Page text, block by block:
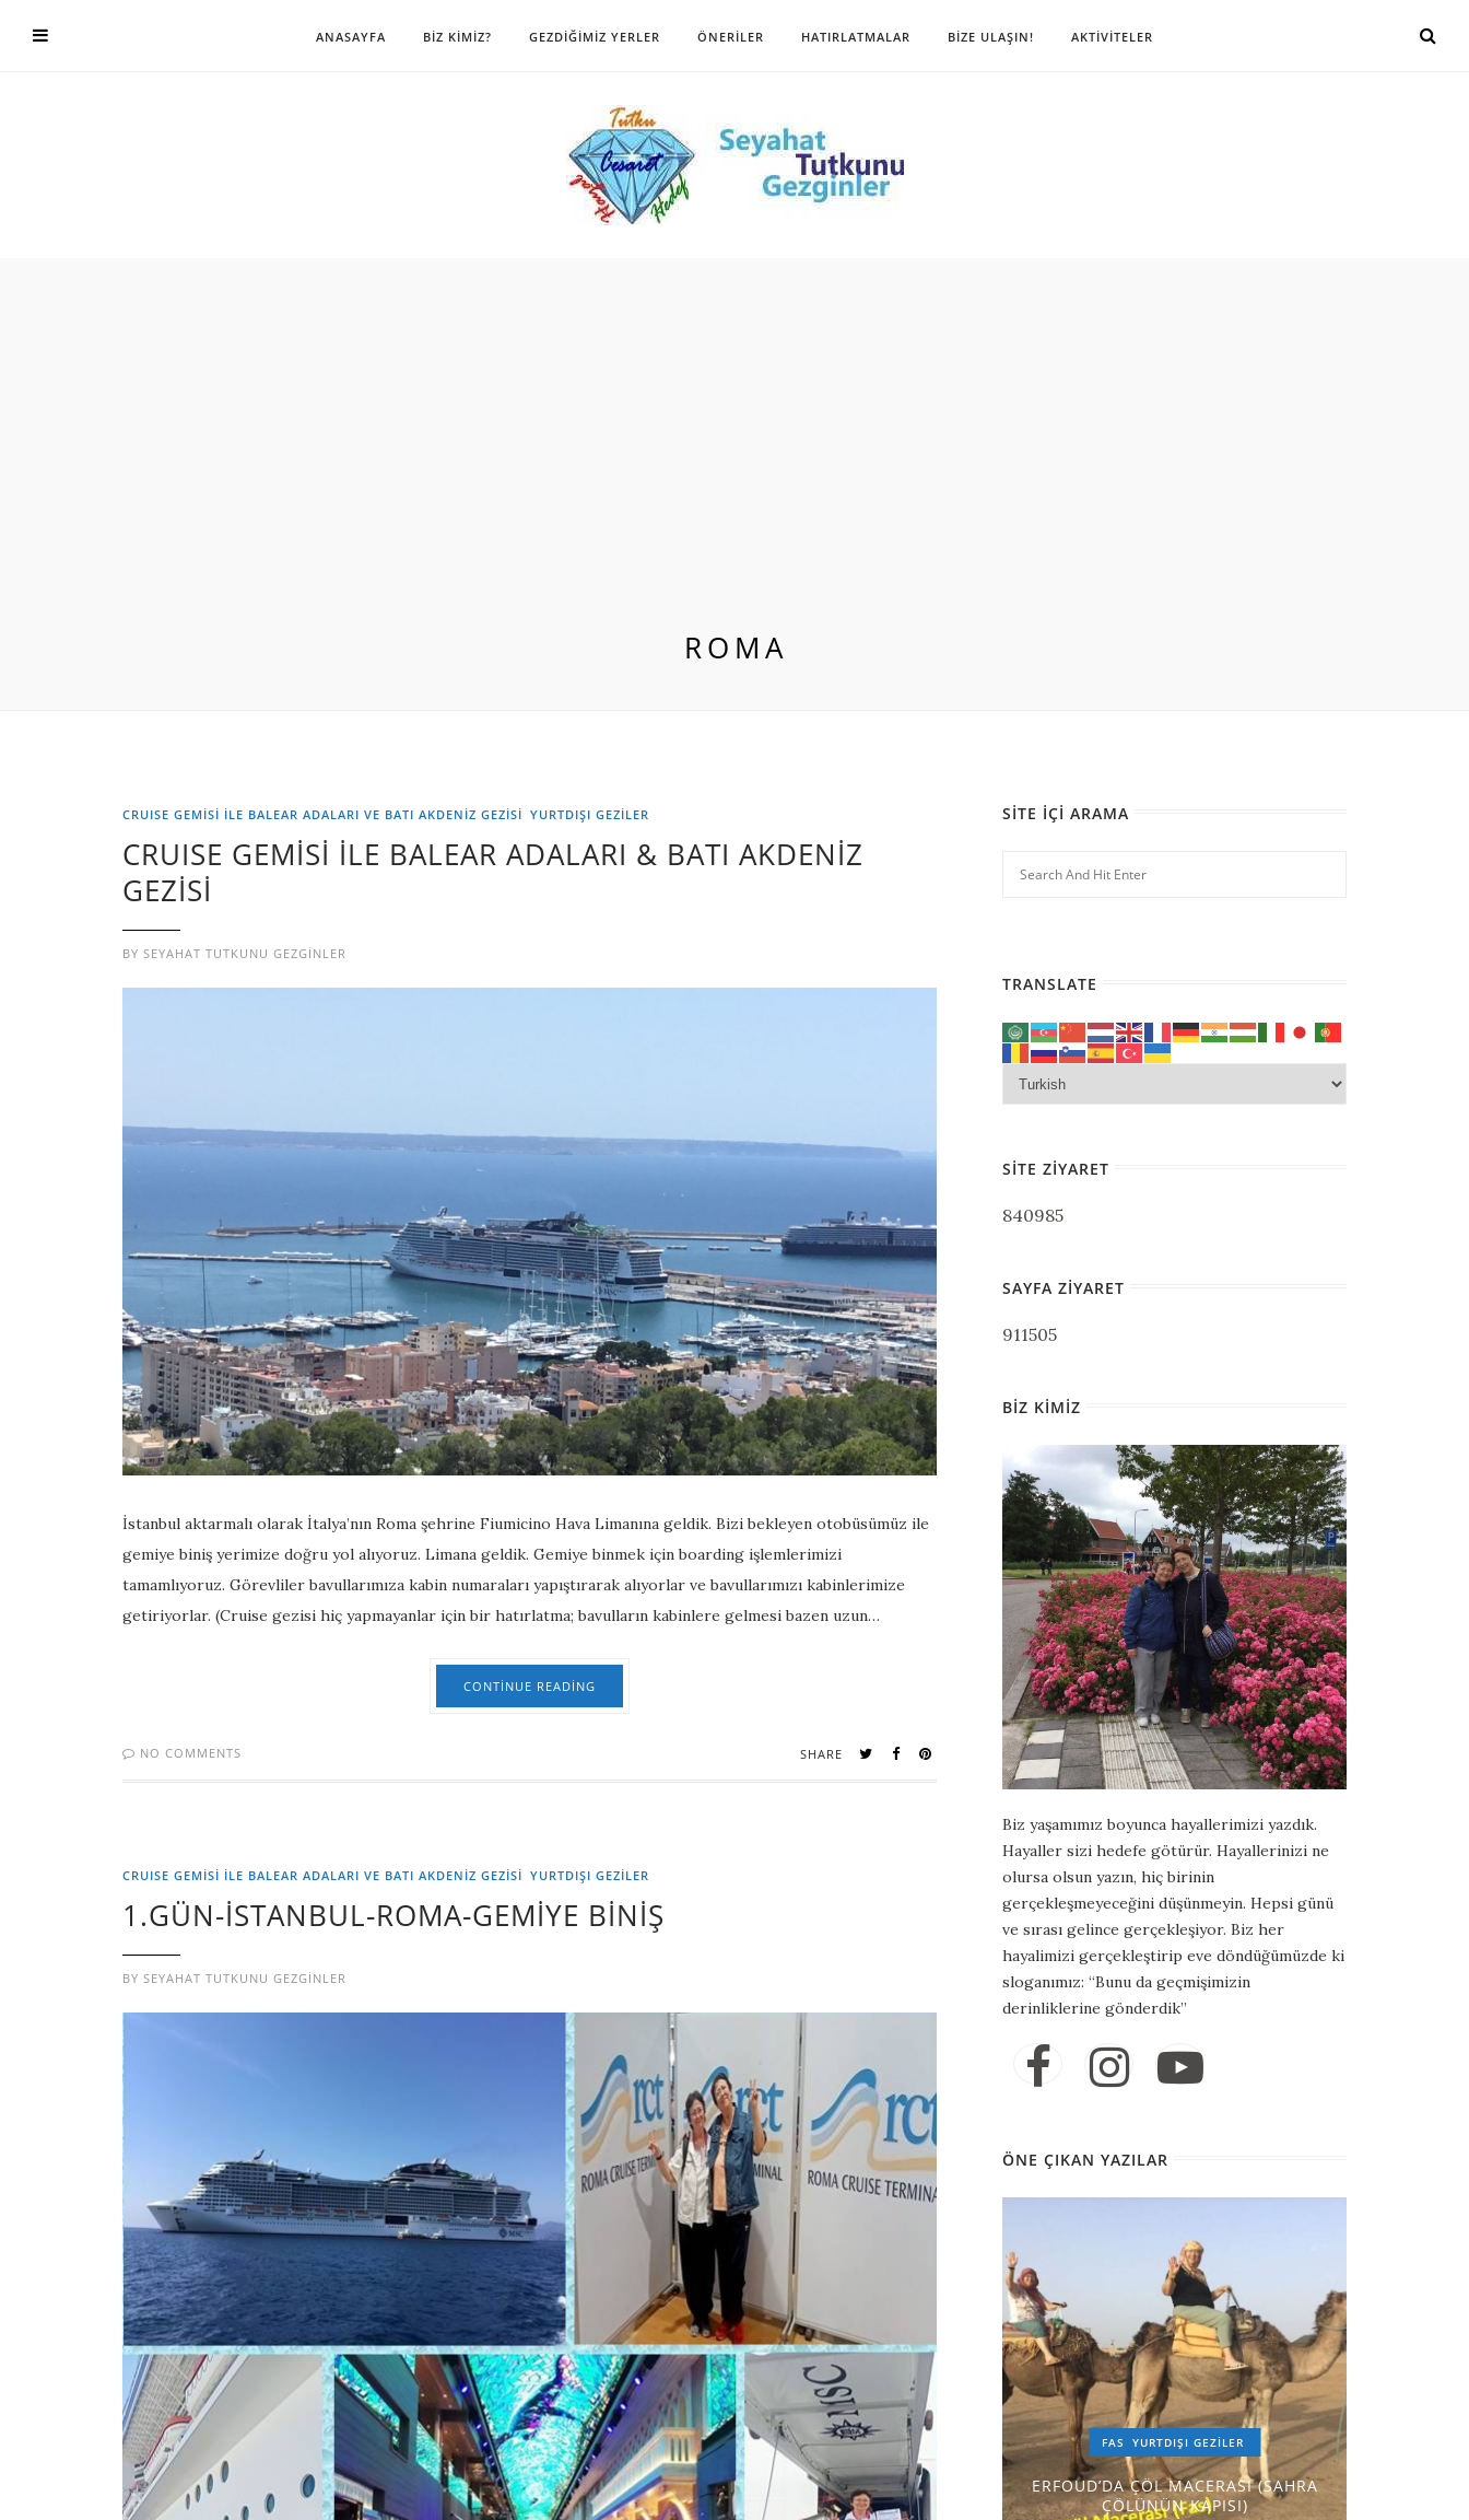
ANASAYFA BİZ KİMİZ? GEZDIĞIMIZ YERLER ÖNERILER HATIRLATMALAR BIZE ULAŞIN! AKTİVİTELER
ROMA
CRUISE GEMİSİ İLE BALEAR ADALARI VE BATI AKDENİZ GEZİSİ YURTDIŞI GEZILER
CRUISE GEMİSİ İLE BALEAR ADALARI & BATI AKDENİZ
GEZİSİ
BY SEYAHAT TUTKUNU GEZGINLER
İstanbul aktarmalı olarak İtalya’nın Roma şehrine Fiumicino Hava Limanına geldik. Bizi bekleyen otobüsümüz ile
gemiye biniş yerimize doğru yol alıyoruz. Limana geldik. Gemiye binmek için boarding işlemlerimizi
tamamlıyoruz. Görevliler bavullarımıza kabin numaraları yapıştırarak alıyorlar ve bavullarımızı kabinlerimize
getiriyorlar. (Cruise gezisi hiç yapmayanlar için bir hatırlatma; bavulların kabinlere gelmesi bazen uzun…
CONTINUE READING
NO COMMENTS SHARE
CRUISE GEMİSİ İLE BALEAR ADALARI VE BATI AKDENİZ GEZİSİ YURTDIŞI GEZILER
1.GÜN-İSTANBUL-ROMA-GEMİYE BİNİŞ
BY SEYAHAT TUTKUNU GEZGINLER
SITE İÇI ARAMA
TRANSLATE
SITE ZIYARET
840985
SAYFA ZIYARET
911505
BIZ KIMIZ
Biz yaşamımız boyunca hayallerimizi yazdık.
Hayaller sizi hedefe götürür. Hayallerinizi ne
olursa olsun yazın, hiç birinin
gerçekleşmeyeceğini düşünmeyin. Hepsi günü
ve sırası gelince gerçekleşiyor. Biz her
hayalimizi gerçekleştirip eve döndüğümüzde ki
sloganımız: “Bunu da geçmişimizin
derinliklerine gönderdik”
ÖNE ÇIKAN YAZILAR
FAS YURTDIŞI GEZILER
ERFOUD’DA ÇÖL MACERASI (SAHRA
ÇÖLÜNÜN KAPISI)